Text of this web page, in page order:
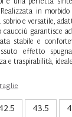
in
e versatile,
garantisce
stabile e
effetto
e traspirabilità,
43.5